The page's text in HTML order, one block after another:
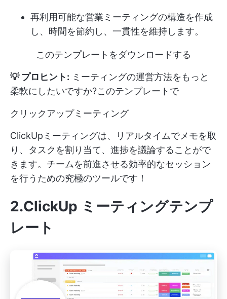
再利用可能な営業ミーティングの構造を作成
し、時間を節約し、一貫性を維持します。
このテンプレートをダウンロードする
💡 プロヒント: ミーティングの運営方法をもっと
柔軟にしたいですか?このテンプレートで
クリックアップミーティング
ClickUpミーティングは、リアルタイムでメモを取
り、タスクを割り当て、進捗を議論することがで
きます。チームを前進させる効率的なセッション
を行うための究極のツールです！
2.ClickUp ミーティングテンプ
レート